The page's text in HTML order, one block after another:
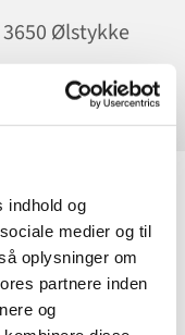
indhold og
medier og til
oplysninger om
partnere inden
og
Ølstykke
som en lærke
får vi loftet til at
oa. Sverre